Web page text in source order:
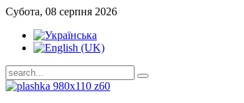
Субота, 08 серпня 2026